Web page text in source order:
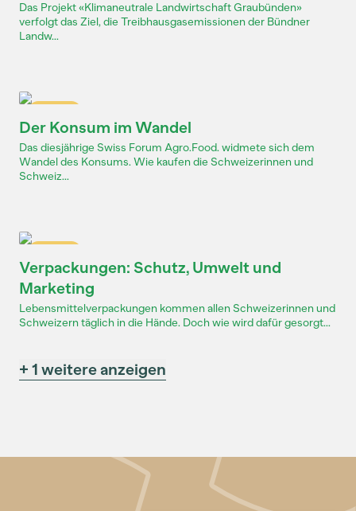
Das Projekt «Klimaneutrale Landwirtschaft Graubünden»
verfolgt das Ziel, die Treibhausgasemissionen der Bündner
Landw...
Der Konsum im Wandel
Das diesjährige Swiss Forum Agro.Food. widmete sich dem
Wandel des Konsums. Wie kaufen die Schweizerinnen und
Schweiz...
Verpackungen: Schutz, Umwelt und
Marketing
Lebensmittelverpackungen kommen allen Schweizerinnen und
Schweizern täglich in die Hände. Doch wie wird dafür gesorgt...
+ 1 weitere anzeigen